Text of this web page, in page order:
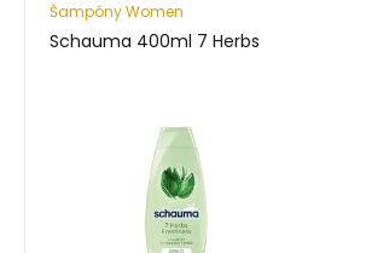
Šampóny Women
Schauma 400ml 7 Herbs